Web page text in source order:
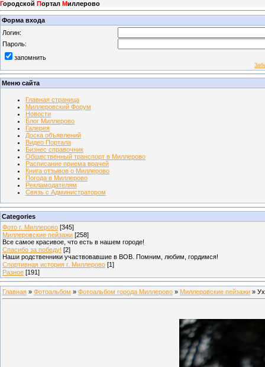
Городской Портал Миллерово
Форма входа
Логин:
Пароль:
запомнить
Меню сайта
Главная страница
Миллеровский Форум
Новости
Блог Миллерово
Галерея
Доска объявлений
Видео Портала
Бизнес справочник
Общественный транспорт в Миллерово
Расписание приема врачей
Книга отзывов о Миллерово
Погода в Миллерово
Рекламодателям
Связь с Администратором
Categories
Фото г. Миллерово [345]
Миллеровские пейзажи [258]
Все самое красивое, что есть в нашем городе!
Спасибо за победу! [2]
Наши родственники участвовавшие в ВОВ. Помним, любим, гордимся!
Спортивная история г. Миллерово [1]
Разное [191]
Главная » Фотоальбом » Фотоальбом города Миллерово » Миллеровские пейзажи »